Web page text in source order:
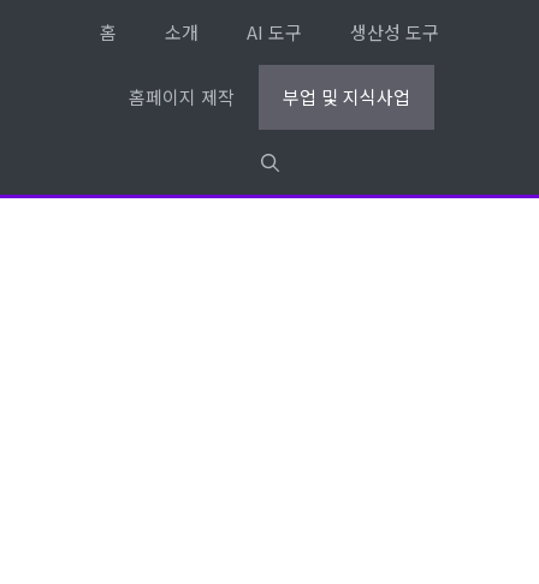
홈 소개 AI 도구 생산성 도구
홈페이지 제작 부업 및 지식사업